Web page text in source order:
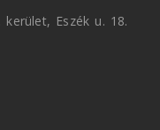
Eszék u. 18.